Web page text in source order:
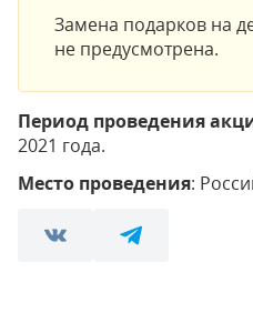
Замена подарков на
не предусмотрена.
Период проведения
2021 года.
Место проведения: